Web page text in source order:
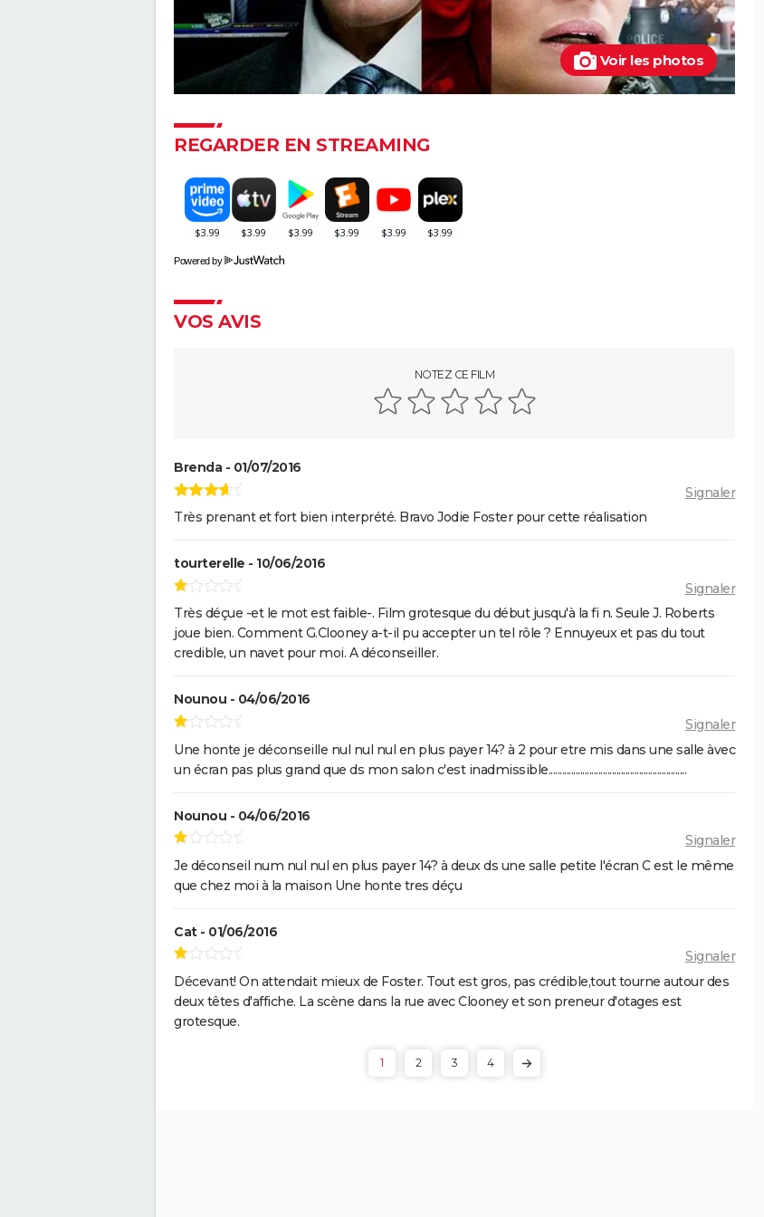
Voir les photos
REGARDER EN STREAMING
Powered by
VOS AVIS
NOTEZ CE FILM
Brenda - 01/07/2016
Signaler
Très prenant et fort bien interprété. Bravo Jodie Foster pour cette réalisation
tourterelle - 10/06/2016
Signaler
Très déçue -et le mot est faible-. Film grotesque du début jusqu'à la fi n. Seule J. Roberts
joue bien. Comment G.Clooney a-t-il pu accepter un tel rôle ? Ennuyeux et pas du tout
credible, un navet pour moi. A déconseiller.
Nounou - 04/06/2016
Signaler
Une honte je déconseille nul nul nul en plus payer 14? à 2 pour etre mis dans une salle àvec
un écran pas plus grand que ds mon salon c'est inadmissible.............................................................
Nounou - 04/06/2016
Signaler
Je déconseil num nul nul en plus payer 14? à deux ds une salle petite l'écran C est le même
que chez moi à la maison Une honte tres déçu
Cat - 01/06/2016
Signaler
Décevant! On attendait mieux de Foster. Tout est gros, pas crédible,tout tourne autour des
deux têtes d'affiche. La scène dans la rue avec Clooney et son preneur d'otages est
grotesque.
1 2 3 4